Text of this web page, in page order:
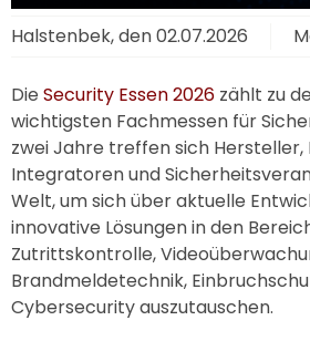
Halstenbek, den02.07.2026
Die Security Essen 2026 zählt zu
wichtigsten Fachmessen für
zwei Jahre treffen sich Hersteller,
Integratoren und
Welt, um sich über aktuelle
innovative Lösungen in den
Zutrittskontrolle,
Brandmeldetechnik,
Cybersecurity auszutauschen.